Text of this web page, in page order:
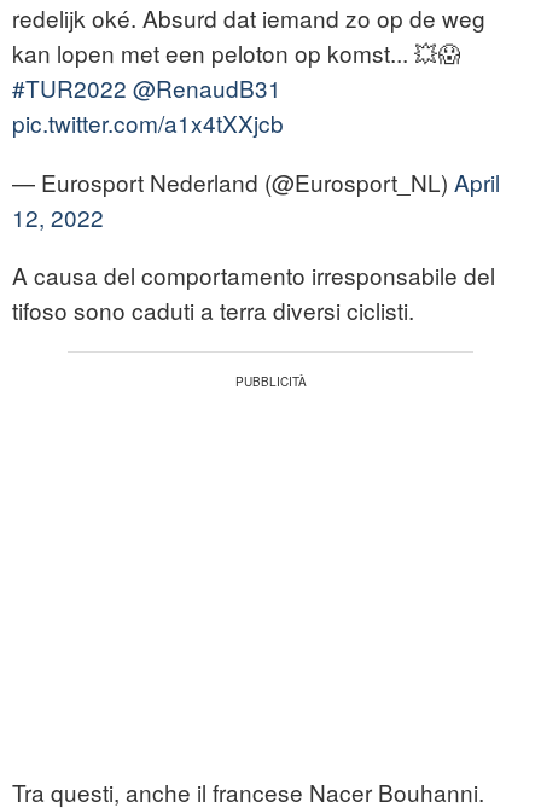
redelijk oké. Absurd dat iemand zo op de weg
kan lopen met een peloton op komst... 💥😱
#TUR2022 @RenaudB31
pic.twitter.com/a1x4tXXjcb
— Eurosport Nederland (@Eurosport_NL) April
12, 2022
A causa del comportamento irresponsabile del
tifoso sono caduti a terra diversi ciclisti.
Tra questi, anche il francese Nacer Bouhanni.